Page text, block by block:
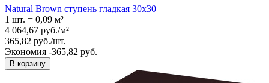
Natural Brown ступень гладкая 30x30
1 шт. = 0,09 м²
4 064,67 руб./м²
365,82 руб./шт.
Экономия -365,82 руб.
В корзину